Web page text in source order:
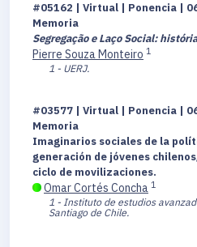
#05162 | Virtual | Ponencia |
Memoria
Segregação e Laço Social:
Pierre Souza Monteiro 1
1 - UERJ.
#03577 | Virtual | Ponencia |
Memoria
Imaginarios sociales de la
generación de jóvenes
ciclo de movilizaciones.
Omar Cortés Concha 1
1 - Instituto de estudios
Santiago de Chile.